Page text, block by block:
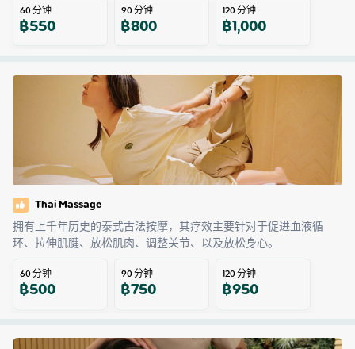
60分钟
฿550 90分钟
฿800 120分钟
฿1,000
Thai Massage
拥有上千年历史的泰式古法按摩，其疗效主要针对于促进血液循
环、拉伸肌腱、放松肌肉、调整关节、以及放松身心。
60分钟
฿500 90分钟
฿750 120分钟
฿950